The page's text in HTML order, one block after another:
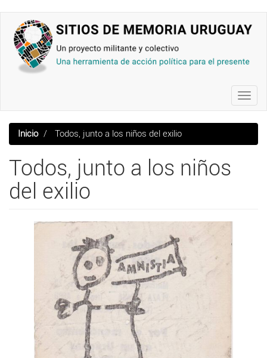
contenido
principal
Inicio Todos, junto a los niños del exilio
Todos, junto a los niños
del exilio